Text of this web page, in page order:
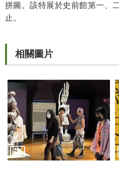
保
護
安
全
宣
告
為
民
拼圖。該特展於史前館第一、
止。
相關圖片